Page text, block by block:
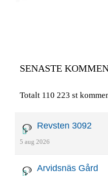
SENASTE
Totalt 110 223 st
Revsten 3092
5 aug 2026
Arvidsnäs Gård